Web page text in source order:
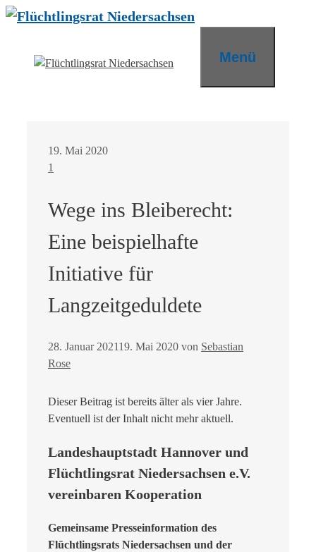
Zum
Menü
19. Mai 2020
1
Wege ins Bleiberecht:
Eine beispielhafte
Initiative für
Langzeitgeduldete
28. Januar 202119. Mai 2020 von Sebastian
Rose
Dieser Beitrag ist bereits älter als vier Jahre.
Eventuell ist der Inhalt nicht mehr aktuell.
Landeshauptstadt Hannover und
Flüchtlingsrat Niedersachsen e.V.
vereinbaren Kooperation
Gemeinsame Presseinformation des
Flüchtlingsrats Niedersachsen und der